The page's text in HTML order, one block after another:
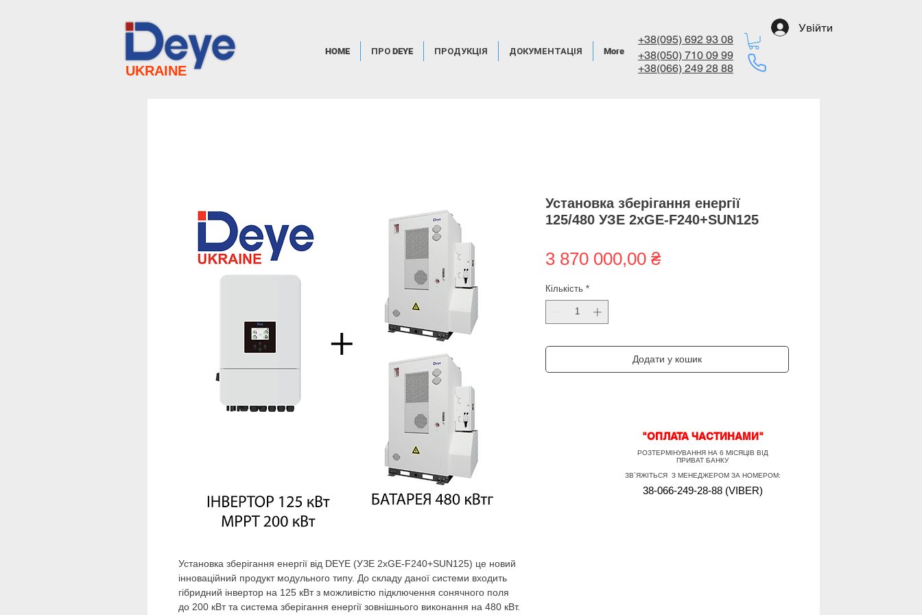
UKRAINE
HOME ПРО DEYE ПРОДУКЦІЯ ДОКУМЕНТАЦІЯ More
+38(095) 692 93 08
+38(050) 710 09 99
+38(066) 249 28 88​
Увійти
Установка зберігання енергії від DEYE (УЗЕ 2хGE-F240+SUN125) це новий
інноваційний продукт модульного типу. До складу даної системи входить
гібридний інвертор на 125 кВт з можливістю підключення сонячного поля
до 200 кВт та система зберігання енергії зовнішнього виконання на 480 кВт.
Установка зберігання енергії
125/480 УЗЕ 2хGE-F240+SUN125
3 870 000,00 ₴Ціна
Кількість *
Додати у кошик
"ОПЛАТА ЧАСТИНАМИ"
РОЗТЕРМІНУВАННЯ НА 6 МІСЯЦІВ ВІД
ПРИВАТ БАНКУ
ЗВ`ЯЖІТЬСЯ З МЕНЕДЖЕРОМ ЗА НОМЕРОМ:
38-066-249-28-88 (VIBER)